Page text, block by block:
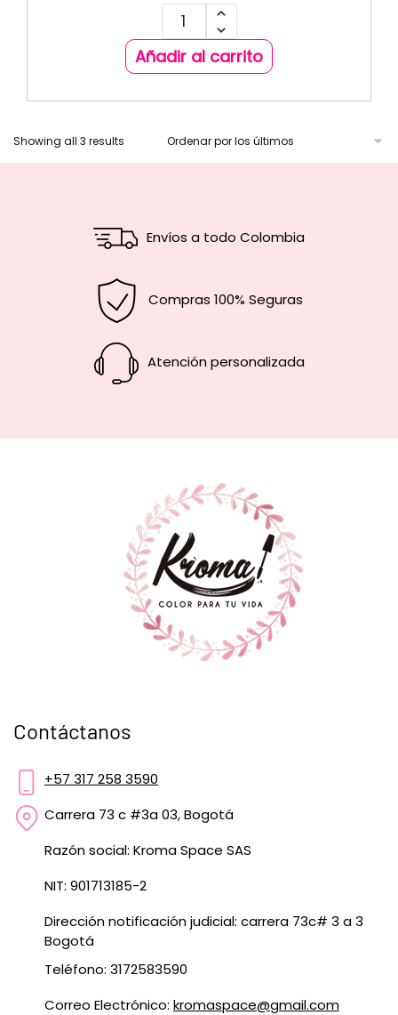
Añadir al carrito
Showing all 3 results
Envíos a todo Colombia
Compras 100% Seguras
Atención personalizada
Contáctanos
+57 317 258 3590
Carrera 73 c #3a 03, Bogotá
Razón social: Kroma Space SAS
NIT: 901713185-2
Dirección notificación judicial: carrera 73c# 3 a 3
Bogotá
Teléfono: 3172583590
Correo Electrónico: kromaspace@gmail.com